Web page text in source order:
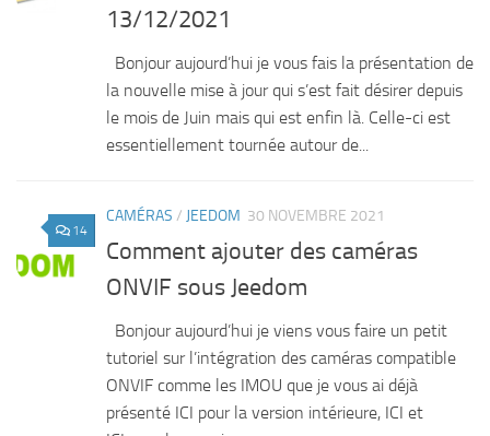
13/12/2021
Bonjour aujourd’hui je vous fais la présentation de
la nouvelle mise à jour qui s’est fait désirer depuis
le mois de Juin mais qui est enfin là. Celle-ci est
essentiellement tournée autour de...
14
CAMÉRAS / JEEDOM 30 NOVEMBRE 2021
Comment ajouter des caméras
ONVIF sous Jeedom
Bonjour aujourd’hui je viens vous faire un petit
tutoriel sur l’intégration des caméras compatible
ONVIF comme les IMOU que je vous ai déjà
présenté ICI pour la version intérieure, ICI et